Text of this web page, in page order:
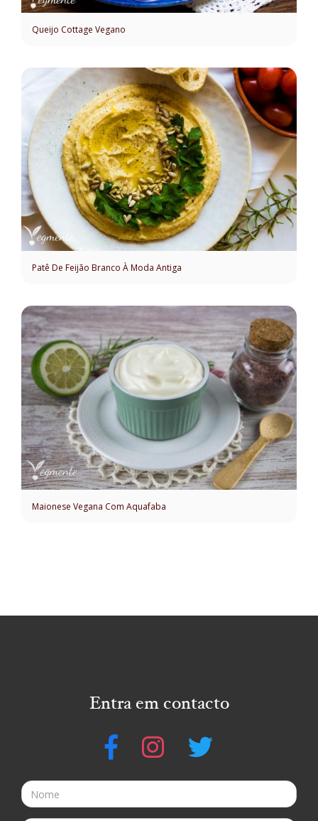
Queijo Cottage Vegano
Patê De Feijão Branco À Moda Antiga
Maionese Vegana Com Aquafaba
Entra em contacto